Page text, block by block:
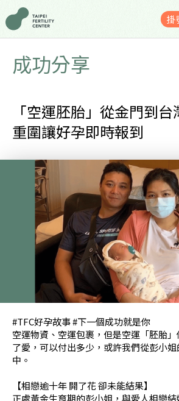
掛
成功分享
「空運胚胎」從金門到
重圍讓好孕即時報到
#TFC好孕故事 #下一個成功就是你
空運物資、空運包裹，但是空運「胚胎
了愛，可以付出多少，或許我們從彭小
中。
【相戀逾十年 開了花 卻未能結果】
正處黃金生育期的彭小姐，與愛人相戀